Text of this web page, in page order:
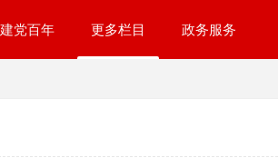
建党百年 更多栏目 政务服务